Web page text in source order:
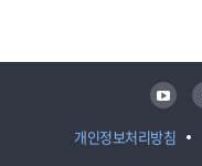
개인정보처리방침
유튜브